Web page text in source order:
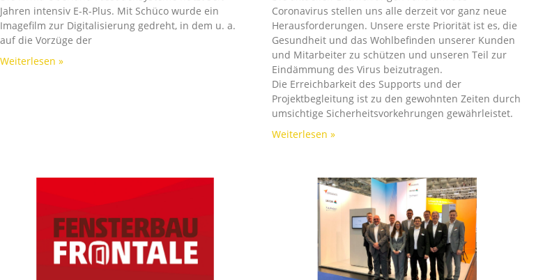
Jahren intensiv E-R-Plus. Mit Schüco wurde ein
Imagefilm zur Digitalisierung gedreht, in dem u. a.
auf die Vorzüge der
Weiterlesen »
Coronavirus stellen uns alle derzeit vor ganz neue
Herausforderungen. Unsere erste Priorität ist es, die
Gesundheit und das Wohlbefinden unserer Kunden
und Mitarbeiter zu schützen und unseren Teil zur
Eindämmung des Virus beizutragen.
Die Erreichbarkeit des Supports und der
Projektbegleitung ist zu den gewohnten Zeiten durch
umsichtige Sicherheitsvorkehrungen gewährleistet.
Weiterlesen »